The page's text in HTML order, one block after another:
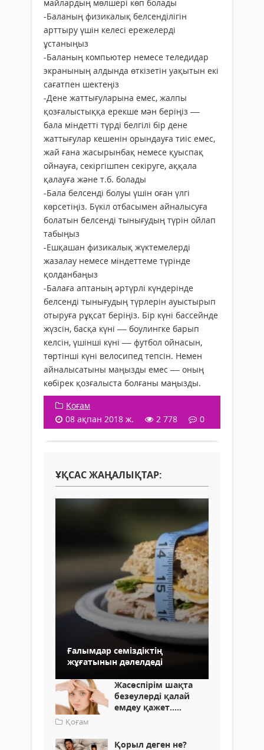
майлардың мөлшері көп болады
-Баланың физикалық белсенділігін
арттыру үшін келесі ережелерді
ұстаныңыз
-Баланың компьютер немесе теледидар
экранының алдында өткізетін уақытын екі
сағатпен шектеңіз
-Дене жаттығуларына емес, жалпы
қозғалыстыққа ерекше мән беріңіз ––
бала міндетті түрді белгілі бір дене
жаттығулар кешенін орындауға тиіс емес,
жай ғана жасырынбақ немесе қуыспақ
ойнауға, секіргішпен секіруге, аққала
қалауға және т.б. болады
-Бала белсенді болуы үшін оған үлгі
көрсетіңіз. Бүкіл отбасымен айналысуға
болатын белсенді тынығудың түрін ойлап
табыңыз
-Ешқашан физикалық жүктемелерді
жазалау немесе міндеттеме түрінде
қолданбаңыз
-Балаға аптаның әртүрлі күндерінде
белсенді тынығудың түрлерін ауыстырып
отыруға рұқсат беріңіз. Бір күні бассейнде
жүзсін, басқа күні –– боулингке барып
келсін, үшінші күні –– футбол ойнасын,
төртінші күні велосипед тепсін. Немен
айналысатыны маңызды емес –– оның
көбірек қозғалыста болғаны маңызды.
Қоғам
08 ақпан 2018 ж.
2 778 0
ҰҚСАС ЖАҢАЛЫҚТАР:
Ғалымдар семіздіктің
жұғатынын дәлелдеді
Жасөспірім шақта
безеулерді қалай
емдеу қажет.....
Қоғам
Қорыл деген не?